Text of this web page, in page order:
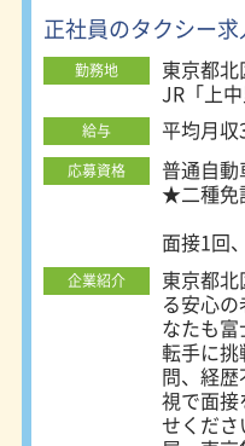
正社員のタクシー
勤務地
東京都
JR「上
給与 平均月
応募資格
普通自
★二種免
面接1回
20代・
40代・
【地方
上京時
り）
遠方か
入社前健
企業紹介
東京都
る安心の
なたも
転手に挑戦
問、経
視で面
せください。 ・チェッカ